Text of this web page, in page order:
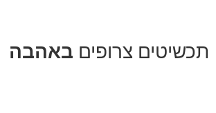
תכשיטים צרופים באהבה